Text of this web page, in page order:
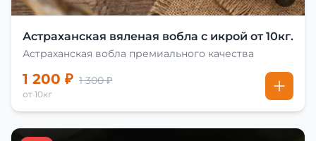
Астраханская вяленая вобла с икрой от 10кг.
Астраханская вобла премиального качества
1 200 ₽ 1 300 ₽
от 10кг